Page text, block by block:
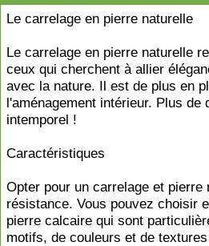
Le carrelage en pierre naturelle
Le carrelage en pierre naturelle
ceux qui cherchent à allier
avec la nature. Il est de plus en
l'aménagement intérieur. Plus
intemporel !
Caractéristiques
Opter pour un carrelage et pierre
résistance. Vous pouvez choisir
pierre calcaire qui sont
motifs, de couleurs et de